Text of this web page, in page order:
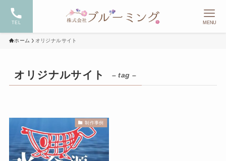
TEL MENU
ホーム オリジナルサイト
オリジナルサイト – tag –
制作事例